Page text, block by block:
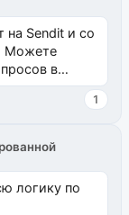
на Sendit и со
Можете
в
пуст, и,...
1
логику по